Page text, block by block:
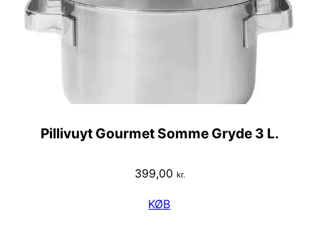
Pillivuyt Gourmet Somme Gryde 3 L.
399,00 kr.
KØB